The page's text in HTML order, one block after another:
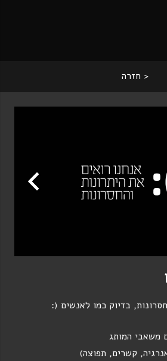
בדיוק כמו לאנשים (:
משאבי המותג
קשרים, תפוצה)